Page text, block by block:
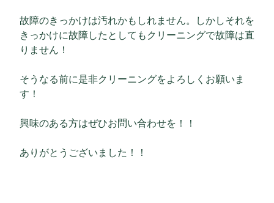
故障のきっかけは汚れかもしれません。しかしそれを
きっかけに故障したとしてもクリーニングで故障は直
りません！
そうなる前に是非クリーニングをよろしくお願いま
す！
興味のある方はぜひお問い合わせを！！
ありがとうございました！！